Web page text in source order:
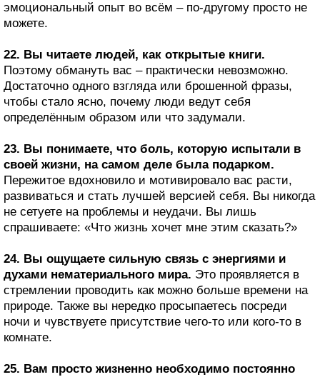
эмоциональный опыт во всём – по-другому просто не
можете.
22. Вы читаете людей, как открытые книги.
Поэтому обмануть вас – практически невозможно.
Достаточно одного взгляда или брошенной фразы,
чтобы стало ясно, почему люди ведут себя
определённым образом или что задумали.
23. Вы понимаете, что боль, которую испытали в
своей жизни, на самом деле была подарком.
Пережитое вдохновило и мотивировало вас расти,
развиваться и стать лучшей версией себя. Вы никогда
не сетуете на проблемы и неудачи. Вы лишь
спрашиваете: «Что жизнь хочет мне этим сказать?»
24. Вы ощущаете сильную связь с энергиями и
духами нематериального мира. Это проявляется в
стремлении проводить как можно больше времени на
природе. Также вы нередко просыпаетесь посреди
ночи и чувствуете присутствие чего-то или кого-то в
комнате.
25. Вам просто жизненно необходимо постоянно